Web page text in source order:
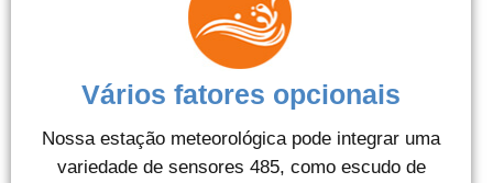
Vários fatores opcionais
Nossa estação meteorológica pode integrar uma
variedade de sensores 485, como escudo de